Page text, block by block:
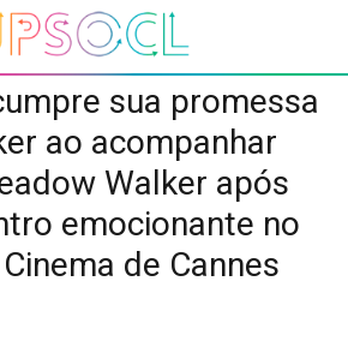
sua promessa
ao acompanhar
Walker após
emocionante no
de Cannes